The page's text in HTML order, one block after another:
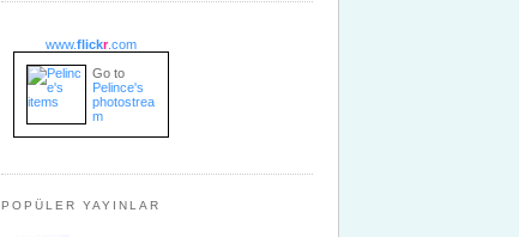
www.flickr.com
Go to
Pelince's
photostrea
m
POPÜLER YAYINLAR